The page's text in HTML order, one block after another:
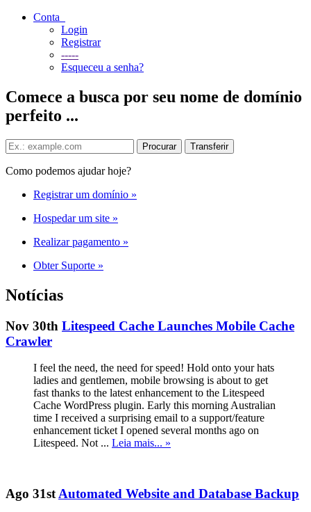
Conta
Login
Registrar
-----
Esqueceu a senha?
Comece a busca por seu nome de domínio
perfeito ...
Como podemos ajudar hoje?
Registrar um domínio »
Hospedar um site »
Realizar pagamento »
Obter Suporte »
Notícias
Nov 30th Litespeed Cache Launches Mobile Cache
Crawler
I feel the need, the need for speed! Hold onto your hats
ladies and gentlemen, mobile browsing is about to get
fast thanks to the latest enhancement to the Litespeed
Cache WordPress plugin. Early this morning Australian
time I received a surprising email to a support/feature
enhancement ticket I opened several months ago on
Litespeed. Not ... Leia mais... »
Ago 31st Automated Website and Database Backup